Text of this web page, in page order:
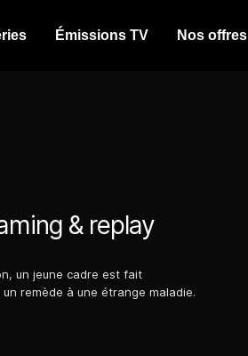
Émissions TV Nos offres
& replay
un jeune cadre est fait
remède à une étrange maladie.